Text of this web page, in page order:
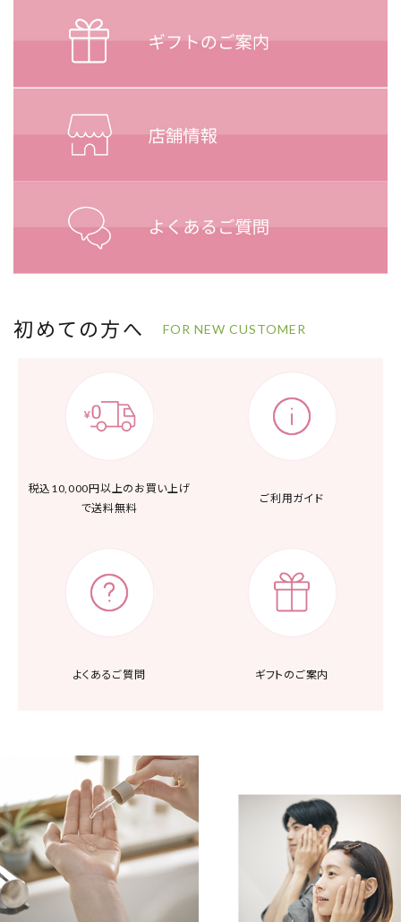
初めての方へ FOR NEW CUSTOMER
税込10,000円以上の お買い上げ
で送料無料
ご利用ガイド
よくあるご質問 ギフトのご案内